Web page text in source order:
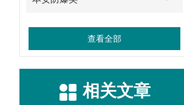
查看全部
相关文章